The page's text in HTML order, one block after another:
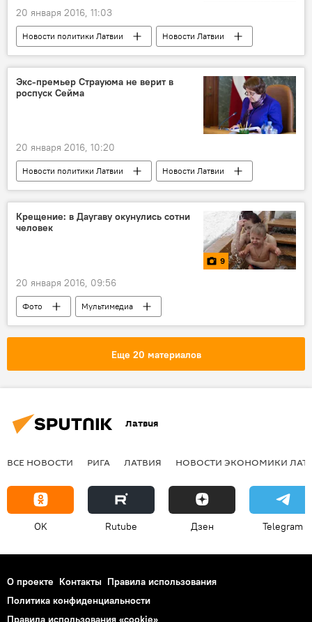
20 января 2016, 11:03
Новости политики Латвии
Новости Латвии
Беженцы в Латвии и ЕС
Экс-премьер Страуюма не верит в
роспуск Сейма
20 января 2016, 10:20
Новости политики Латвии Новости Латвии
Крещение: в Даугаву окунулись сотни
человек
9
20 января 2016, 09:56
Фото
Мультимедиа
Новости Латвии
Еще 20 материалов
Латвия
ВСЕ НОВОСТИ РИГА ЛАТВИЯ НОВОСТИ ЭКОНОМИКИ
OK Rutube Дзен Telegram
О проекте Контакты Правила использования
Политика конфиденциальности
Правила использования «cookie»